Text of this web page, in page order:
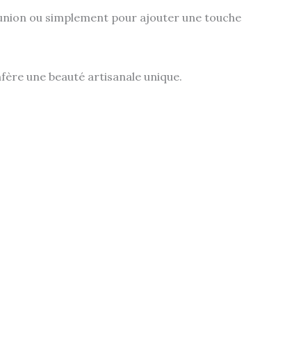
ou simplement pour ajouter une touche
une beauté artisanale unique.